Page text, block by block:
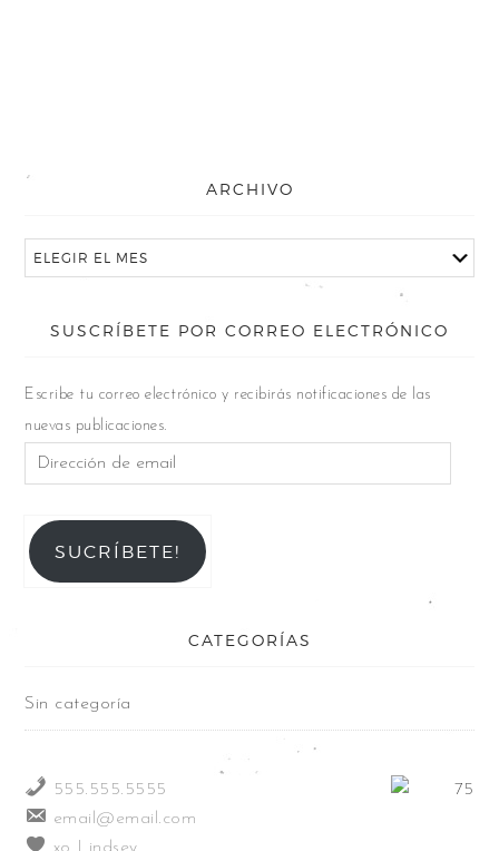
ARCHIVO
SUSCRÍBETE POR CORREO ELECTRÓNICO
Escribe tu correo electrónico y recibirás notificaciones de las
nuevas publicaciones.
SUCRÍBETE!
CATEGORÍAS
Sin categoría
555.555.5555
email@email.com